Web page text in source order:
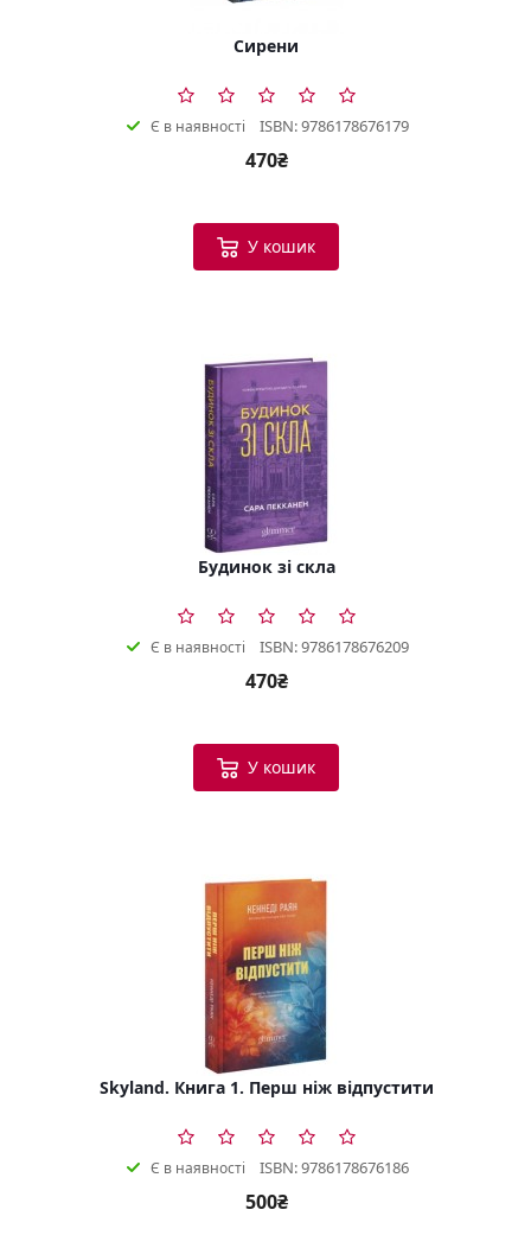
Сирени
Є в наявності ISBN: 9786178676179
470₴
У кошик
Будинок зі скла
Є в наявності ISBN: 9786178676209
470₴
У кошик
Skyland. Книга 1. Перш ніж відпустити
Є в наявності ISBN: 9786178676186
500₴